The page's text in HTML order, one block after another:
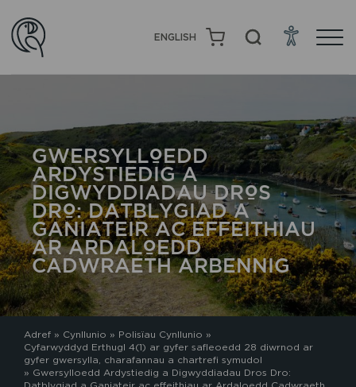
ENGLISH
GWERSYLLOEDD
ARDYSTIEDIG A
DIGWYDDIADAU DROS
DRO: DATBLYGIAD A
GANIATEIR AC EFFEITHIAU
AR ARDALOEDD
CADWRAETH ARBENNIG
Adref » Cynllunio » Polisïau Cynllunio »
Cyfarwyddyd Erthugl 4(1) ar gyfer safleoedd 28 diwrnod ar
gyfer gwersylla, charafannau a chartrefi symudol
» Gwersylloedd Ardystiedig a Digwyddiadau Dros Dro: